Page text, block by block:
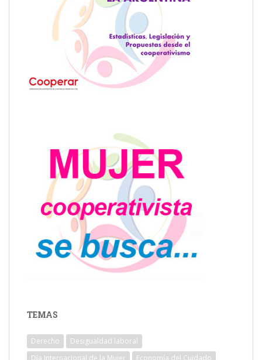
TEMAS
Derecho
Desigualdad laboral